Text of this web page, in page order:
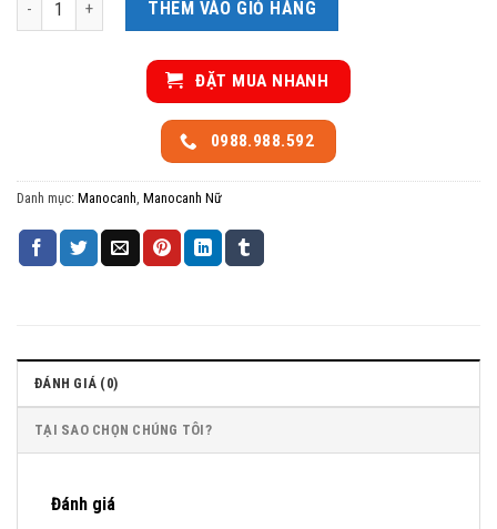
THÊM VÀO GIỎ HÀNG
ĐẶT MUA NHANH
0988.988.592
Danh mục: Manocanh Manocanh Nữ
ĐÁNH GIÁ (0)
TẠI SAO CHỌN CHÚNG TÔI?
Đánh giá